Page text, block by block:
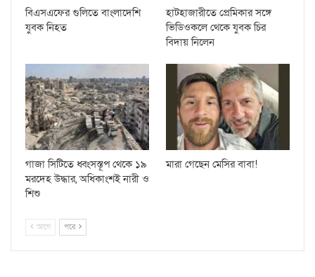
বিএসএফের গুলিতে বাংলাদেশি
যুবক নিহত
হাটহাজারীতে প্রেমিকার সঙ্গে
ভিডিওকলে থেকে যুবক চির
বিদায় নিলেন
গাজা সিটিতে ধ্বংসস্তূপ থেকে ১৯
মরদেহ উদ্ধার, অধিকাংশই নারী ও
শিশু
মারা গেছেন মেসির বাবা!
আগে পরে